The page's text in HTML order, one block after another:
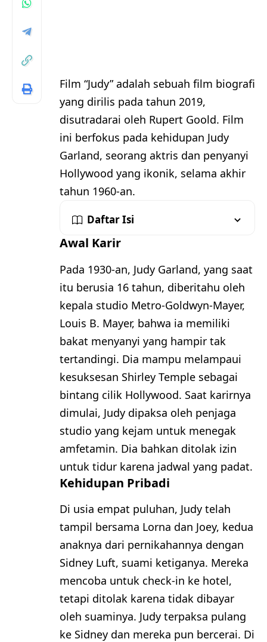
Film “Judy” adalah sebuah film biografi
yang dirilis pada tahun 2019,
disutradarai oleh Rupert Goold. Film
ini berfokus pada kehidupan Judy
Garland, seorang aktris dan penyanyi
Hollywood yang ikonik, selama akhir
tahun 1960-an.
Daftar Isi
Awal Karir
Pada 1930-an, Judy Garland, yang saat
itu berusia 16 tahun, diberitahu oleh
kepala studio Metro-Goldwyn-Mayer,
Louis B. Mayer, bahwa ia memiliki
bakat menyanyi yang hampir tak
tertandingi. Dia mampu melampaui
kesuksesan Shirley Temple sebagai
bintang cilik Hollywood. Saat karirnya
dimulai, Judy dipaksa oleh penjaga
studio yang kejam untuk menegak
amfetamin. Dia bahkan ditolak izin
untuk tidur karena jadwal yang padat.
Kehidupan Pribadi
Di usia empat puluhan, Judy telah
tampil bersama Lorna dan Joey, kedua
anaknya dari pernikahannya dengan
Sidney Luft, suami ketiganya. Mereka
mencoba untuk check-in ke hotel,
tetapi ditolak karena tidak dibayar
oleh suaminya. Judy terpaksa pulang
ke Sidney dan mereka pun bercerai. Di